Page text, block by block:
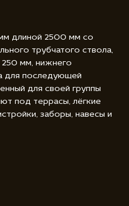
длиной 2500 мм со
трубчатого ствола,
мм, нижнего
для последующей
для своей группы
под террасы, лёгкие
заборы, навесы и